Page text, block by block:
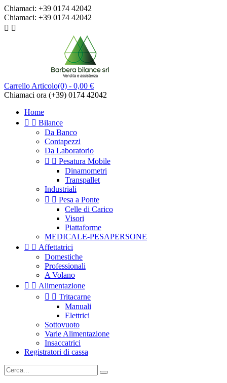
Chiamaci: +39 0174 42042
Chiamaci: +39 0174 42042
 
Carrello Articolo(0) - 0,00 €
Chiamaci ora (+39) 0174 42042
Home
  Bilance
Da Banco
Contapezzi
Da Laboratorio
  Pesatura Mobile
Dinamometri
Transpallet
Industriali
  Pesa a Ponte
Celle di Carico
Visori
Piattaforme
MEDICALE-PESAPERSONE
  Affettatrici
Domestiche
Professionali
A Volano
  Alimentazione
  Tritacarne
Manuali
Elettrici
Sottovuoto
Varie Alimentazione
Insaccatrici
Registratori di cassa